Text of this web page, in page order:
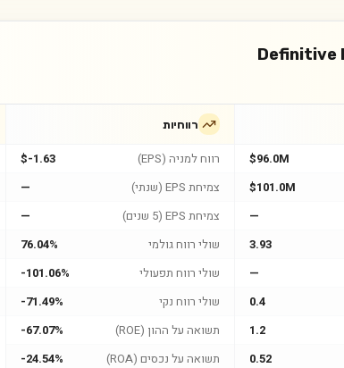
Definitive
$96.0M
$101.0M
—
3.93
—
0.4
1.2
0.52
רווחיות
רווח למניה (EPS)
$-1.63
צמיחת EPS (שנתי)
—
צמיחת EPS (5 שנים)
—
שולי רווח גולמי
76.04%
שולי רווח תפעולי
-101.06%
שולי רווח נקי
-71.49%
תשואה על ההון (ROE)
-67.07%
תשואה על נכסים (ROA)
-24.54%